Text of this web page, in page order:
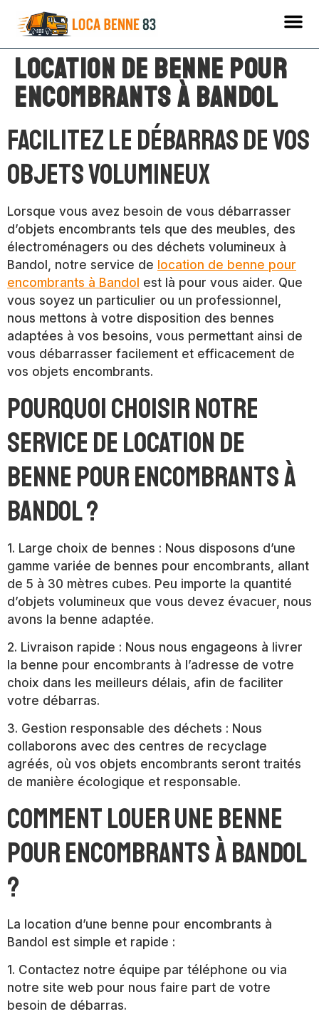
Location de benne pour
encombrants à Bandol
Facilitez le débarras de vos
objets volumineux
Lorsque vous avez besoin de vous débarrasser
d’objets encombrants tels que des meubles, des
électroménagers ou des déchets volumineux à
Bandol, notre service de location de benne pour
encombrants à Bandol est là pour vous aider. Que
vous soyez un particulier ou un professionnel,
nous mettons à votre disposition des bennes
adaptées à vos besoins, vous permettant ainsi de
vous débarrasser facilement et efficacement de
vos objets encombrants.
Pourquoi choisir notre
service de location de
benne pour encombrants à
Bandol ?
1. Large choix de bennes : Nous disposons d’une
gamme variée de bennes pour encombrants, allant
de 5 à 30 mètres cubes. Peu importe la quantité
d’objets volumineux que vous devez évacuer, nous
avons la benne adaptée.
2. Livraison rapide : Nous nous engageons à livrer
la benne pour encombrants à l’adresse de votre
choix dans les meilleurs délais, afin de faciliter
votre débarras.
3. Gestion responsable des déchets : Nous
collaborons avec des centres de recyclage
agréés, où vos objets encombrants seront traités
de manière écologique et responsable.
Comment louer une benne
pour encombrants à Bandol
?
La location d’une benne pour encombrants à
Bandol est simple et rapide :
1. Contactez notre équipe par téléphone ou via
notre site web pour nous faire part de votre
besoin de débarras.